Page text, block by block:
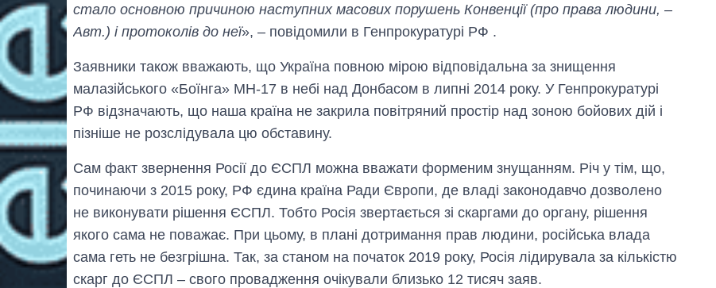
стало основною причиною наступних масових порушень Конвенції (про права людини, –
Авт.) і протоколів до неї», – повідомили в Генпрокуратурі РФ .
Заявники також вважають, що Україна повною мірою відповідальна за знищення
малазійського «Боїнга» МН-17 в небі над Донбасом в липні 2014 року. У Генпрокуратурі
РФ відзначають, що наша країна не закрила повітряний простір над зоною бойових дій і
пізніше не розслідувала цю обставину.
Сам факт звернення Росії до ЄСПЛ можна вважати форменим знущанням. Річ у тім, що,
починаючи з 2015 року, РФ єдина країна Ради Європи, де владі законодавчо дозволено
не виконувати рішення ЄСПЛ. Тобто Росія звертається зі скаргами до органу, рішення
якого сама не поважає. При цьому, в плані дотримання прав людини, російська влада
сама геть не безгрішна. Так, за станом на початок 2019 року, Росія лідирувала за кількістю
скарг до ЄСПЛ – свого провадження очікували близько 12 тисяч заяв.
область стали
головною ціллю
рф